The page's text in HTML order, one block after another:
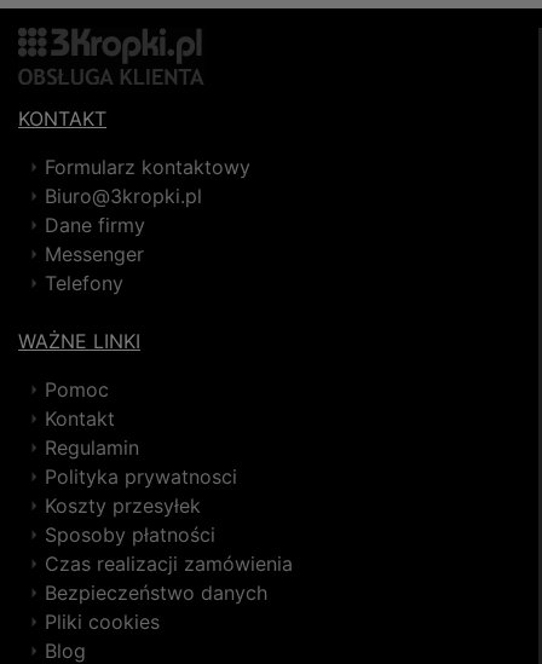
KONTAKT
Formularz kontaktowy
Biuro@3kropki.pl
Dane firmy
Messenger
Telefony
WAŻNE LINKI
Pomoc
Kontakt
Regulamin
Polityka prywatnosci
Koszty przesyłek
Sposoby płatności
Czas realizacji zamówienia
Bezpieczeństwo danych
Pliki cookies
Blog